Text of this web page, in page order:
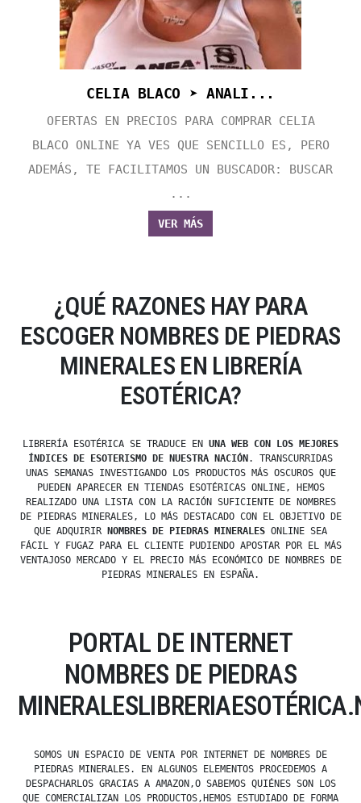
CELIA BLACO ➤ ANALI...
OFERTAS EN PRECIOS PARA COMPRAR CELIA
BLACO ONLINE YA VES QUE SENCILLO ES, PERO
ADEMÁS, TE FACILITAMOS UN BUSCADOR: BUSCAR
...
VER MÁS
¿QUÉ RAZONES HAY PARA
ESCOGER NOMBRES DE PIEDRAS
MINERALES EN LIBRERÍA
ESOTÉRICA?
LIBRERÍA ESOTÉRICA SE TRADUCE EN UNA WEB CON LOS MEJORES
ÍNDICES DE ESOTERISMO DE NUESTRA NACIÓN . TRANSCURRIDAS
UNAS SEMANAS INVESTIGANDO LOS PRODUCTOS MÁS OSCUROS QUE
PUEDEN APARECER EN TIENDAS ESOTÉRICAS ONLINE, HEMOS
REALIZADO UNA LISTA CON LA RACIÓN SUFICIENTE DE NOMBRES
DE PIEDRAS MINERALES, LO MÁS DESTACADO CON EL OBJETIVO DE
QUE ADQUIRIR
NOMBRES DE PIEDRAS MINERALES ONLINE SEA
FÁCIL Y FUGAZ PARA EL CLIENTE PUDIENDO APOSTAR POR EL MÁS
VENTAJOSO MERCADO Y EL PRECIO MÁS ECONÓMICO DE NOMBRES DE
PIEDRAS MINERALES EN ESPAÑA.
PORTAL DE INTERNET
NOMBRES DE PIEDRAS
SOMOS UN ESPACIO DE VENTA POR INTERNET DE NOMBRES DE
PIEDRAS MINERALES. EN ALGUNOS ELEMENTOS PROCEDEMOS A
DESPACHARLOS GRACIAS A AMAZON,O SABEMOS QUIÉNES SON LOS
QUE COMERCIALIZAN LOS PRODUCTOS,HEMOS ESTUDIADO DE FORMA